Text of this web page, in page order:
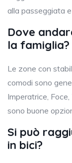
alla passeggiata
Dove
la famiglia?
Le zone con
comodi sono
Imperatrice,
sono buone
Si può
in bici?